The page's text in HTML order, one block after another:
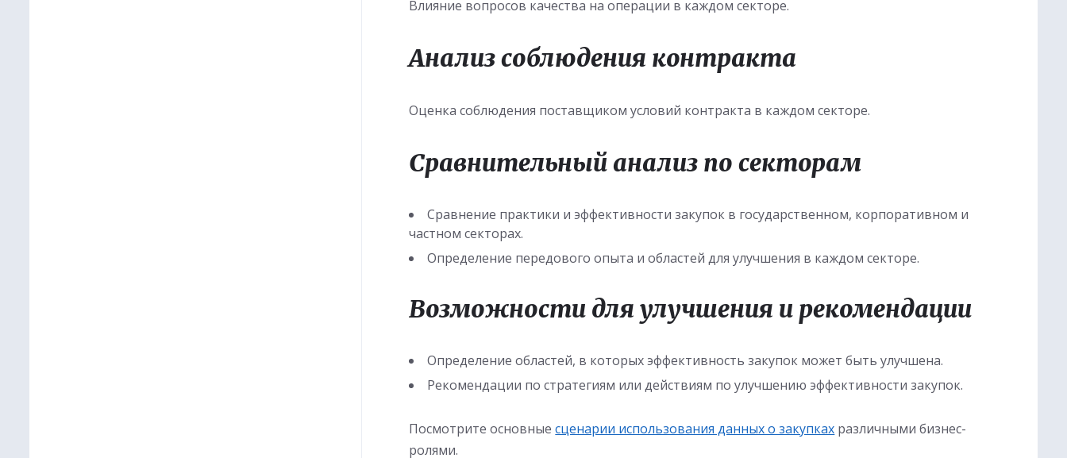
Влияние вопросов качества на операции в каждом секторе.
Анализ соблюдения контракта
Оценка соблюдения поставщиком условий контракта в каждом секторе.
Сравнительный анализ по секторам
Сравнение практики и эффективности закупок в государственном, корпоративном и
частном секторах.
Определение передового опыта и областей для улучшения в каждом секторе.
Возможности для улучшения и рекомендации
Определение областей, в которых эффективность закупок может быть улучшена.
Рекомендации по стратегиям или действиям по улучшению эффективности закупок.
Посмотрите основныесценарии использования данных о закупках различными бизнес-
ролями.